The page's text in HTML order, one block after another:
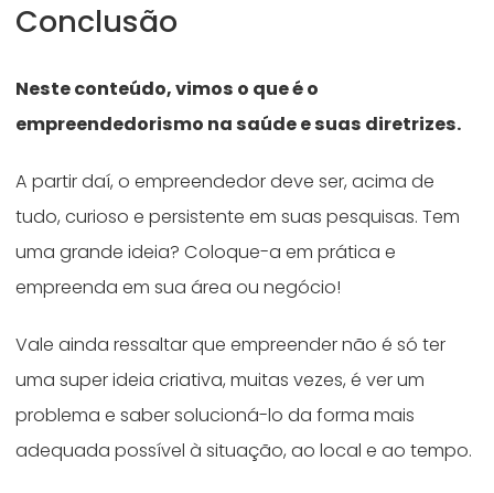
Conclusão
Neste conteúdo, vimos o que é o
empreendedorismo na saúde e suas diretrizes.
A partir daí, o empreendedor deve ser, acima de
tudo, curioso e persistente em suas pesquisas. Tem
uma grande ideia? Coloque-a em prática e
empreenda em sua área ou negócio!
Vale ainda ressaltar que empreender não é só ter
uma super ideia criativa, muitas vezes, é ver um
problema e saber solucioná-lo da forma mais
adequada possível à situação, ao local e ao tempo.